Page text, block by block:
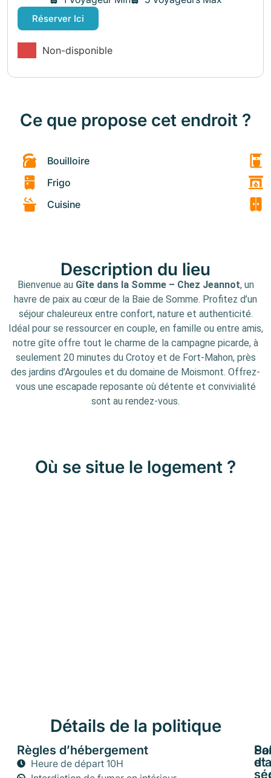
Réserver Ici
Non-disponible
Ce que propose cet endroit ?
Bouilloire
Frigo
Cuisine
Description du lieu
Bienvenue au Gîte dans la Somme – Chez Jeannot, un
havre de paix au cœur de la Baie de Somme. Profitez d’un
séjour chaleureux entre confort, nature et authenticité.
Idéal pour se ressourcer en couple, en famille ou entre amis,
notre gîte offre tout le charme de la campagne picarde, à
seulement 20 minutes du Crotoy et de Fort-Mahon, près
des jardins d’Argoules et du domaine de Moismont. Offrez-
vous une escapade reposante où détente et convivialité
sont au rendez-vous.
Où se situe le logement ?
Détails de la politique
Règles d’hébergement
Heure de départ 10H
et